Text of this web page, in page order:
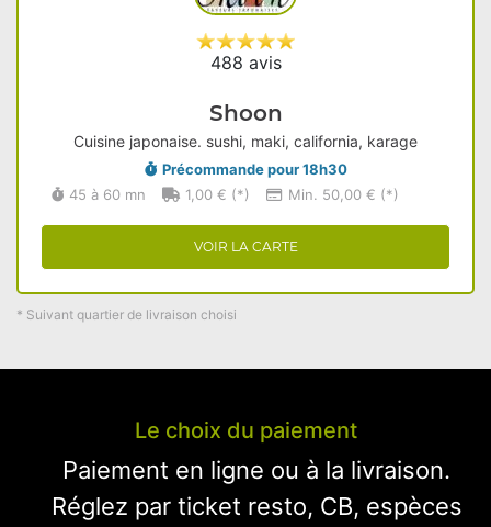
488 avis
Shoon
Cuisine japonaise. sushi, maki, california, karage
Précommande pour 18h30
45 à 60 mn
1,00 € (*) Min. 50,00 € (*)
VOIR LA CARTE
* Suivant quartier de livraison choisi
Le choix du paiement
Paiement en ligne ou à la livraison.
Réglez par ticket resto, CB, espèces